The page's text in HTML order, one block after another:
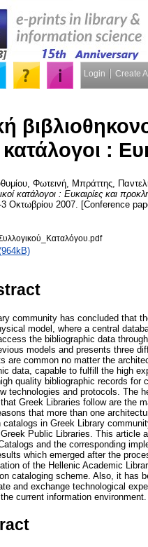
Login Create
κατάλογοι :
Φωτεινή
Μπράττης,
κατάλογοι : Ευκαιρίες και
3 Οκτωβρίου 2007. [Conference
community has concluded that
model, where a central
the bibliographic data
models and presents three
are common no matter the
data, capable to fulfill the high
quality bibliographic records
technologies and protocols. The
Greek Libraries follow are the
that more than one
in Greek Library
Public Libraries. This
and the corresponding
which emerged after the
of the Hellenic Academic
cataloging scheme. Also, it has
and exchange technological
current information environment.